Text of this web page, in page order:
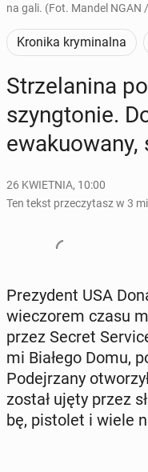
na gali. (Fot. Mandel NGAN
Kronika kryminalna
Strze­la­ni­na
szyng­to­nie.
26 KWIETNIA, 10:00
Ten tekst przeczytasz w 3
Pre­zy­dent USA
wie­czo­rem czasu
przez Secret
mi Białego Domu,
Po­dej­rza­ny
został ujęty przez
bę, pi­sto­let i wiele